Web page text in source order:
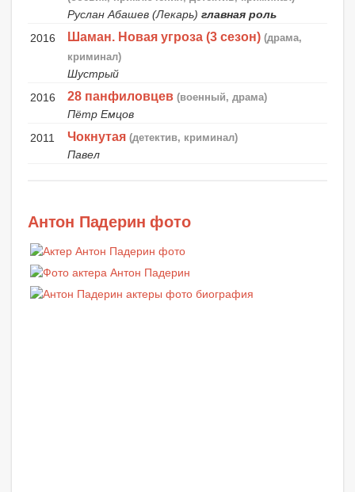
Руслан Абашев (Лекарь) главная роль
2016
Шаман. Новая угроза (3 сезон) (драма,
криминал)
Шустрый
2016
28 панфиловцев (военный, драма)
Пётр Емцов
2011
Чокнутая (детектив, криминал)
Павел
Антон Падерин фото